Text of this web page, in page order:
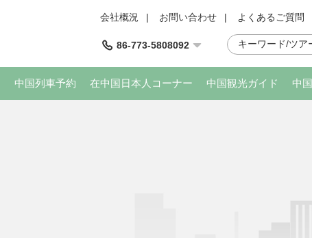
会社概況 | お問い合わせ | よくあるご質問
86-773-5808092
中国列車予約 在中国日本人コーナー 中国観光ガイド 中